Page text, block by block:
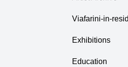
Viafarini-in-
Exhibitions
Education